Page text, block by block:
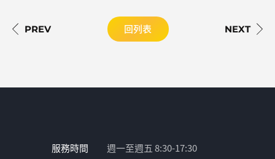
回列表
服務時間
週一至週五 8:30-17:30